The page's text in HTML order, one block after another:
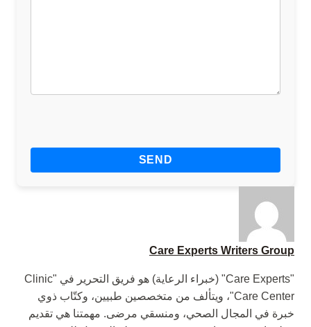
Care Experts Writers Group
"Care Experts" (خبراء الرعاية) هو فريق التحرير في "Clinic
Care Center"، ويتألف من متخصصين طبيين، وكتّاب ذوي
خبرة في المجال الصحي، ومنسقي مرضى. مهمتنا هي تقديم